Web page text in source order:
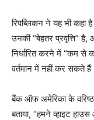
रिपब्लिकन ने यह भी कहा
उनकी “बेहतर प्रवृत्ति” है,
निर्धारित करने में “कम से
वर्तमान में नहीं कर सकते
बैंक ऑफ अमेरिका के वरिष्ठ
बताया, “हमने व्हाइट